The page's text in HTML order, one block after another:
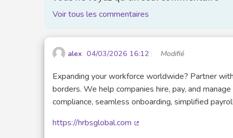
Voir tous les commentaires
alex 04/03/2026 16:12 Modifié
Expanding your workforce worldwide? Partner
borders. We help companies hire, pay, and
compliance, seamless onboarding, simplified
https://hrbsglobal.com